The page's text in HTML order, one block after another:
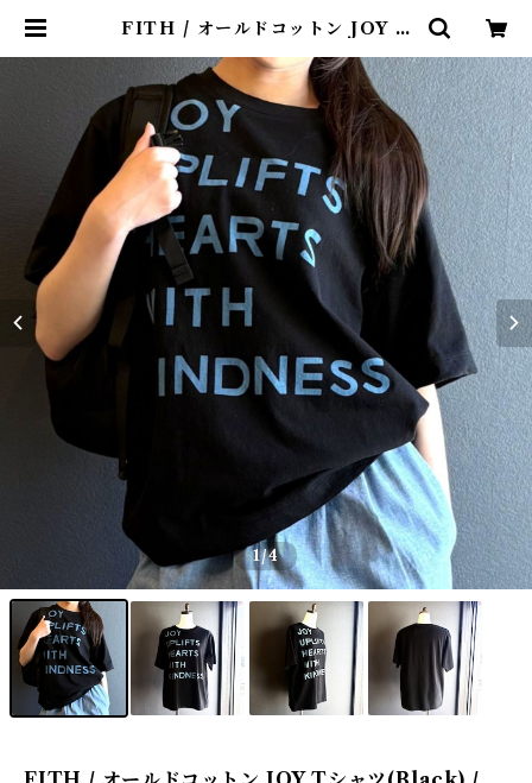
FITH / オールドコットン JOY T
ps
1/4